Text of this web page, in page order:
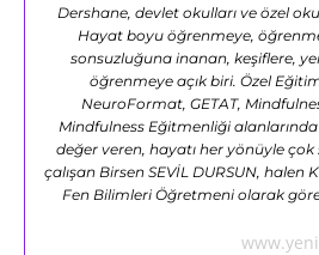
Dershane, devlet okulları ve özel
Hayat boyu öğrenmeye,
sonsuzluğuna inanan, keşiflere,
öğrenmeye açık biri. Özel
NeuroFormat, GETAT,
Mindfulness Eğitmenliği
değer veren, hayatı her yönüyle
çalışan Birsen SEVİL DURSUN, halen
Fen Bilimleri Öğretmeni olarak